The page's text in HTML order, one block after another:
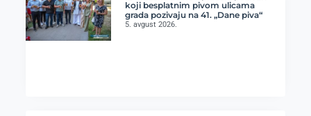
koji besplatnim pivom ulicama
grada pozivaju na 41. „Dane piva“
5. avgust 2026.